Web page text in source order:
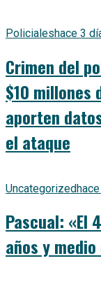
Policialeshace 3
Crimen del
$10 millones
aporten
el ataque
Uncategorized
Pascual: «El
años y